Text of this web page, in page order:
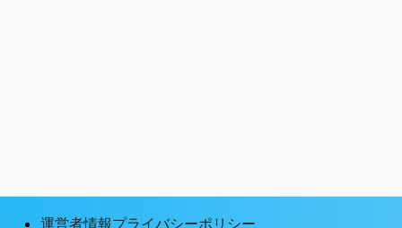
運営者情報プライバシーポリシー